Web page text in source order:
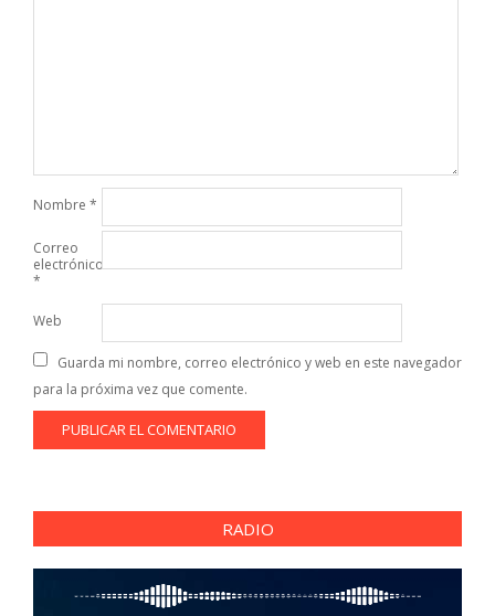
Nombre *
Correo
electrónico
*
Web
Guarda mi nombre, correo electrónico y web en este navegador
para la próxima vez que comente.
RADIO